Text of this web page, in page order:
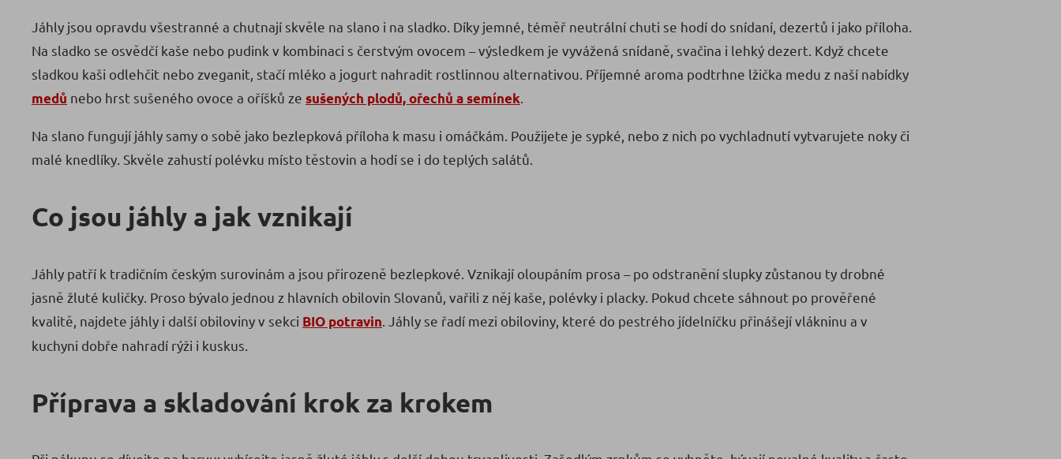
Jáhly jsou opravdu všestranné a chutnají skvěle na slano i na sladko. Díky jemné, téměř neutrální chuti se hodí do snídaní, dezertů i jako příloha.
Na sladko se osvědčí kaše nebo pudink v kombinaci s čerstvým ovocem – výsledkem je vyvážená snídaně, svačina i lehký dezert. Když chcete
sladkou kaši odlehčit nebo zveganit, stačí mléko a jogurt nahradit rostlinnou alternativou. Příjemné aroma podtrhne lžička medu z naší nabídky
medů nebo hrst sušeného ovoce a oříšků ze sušených plodů, ořechů a semínek
Na slano fungují jáhly samy o sobě jako bezlepková příloha k masu i omáčkám. Použijete je sypké, nebo z nich po vychladnutí vytvarujete noky či
malé knedlíky. Skvěle zahustí polévku místo těstovin a hodí se i do teplých salátů.
Co jsou jáhly a jak vznikají
Jáhly patří k tradičním českým surovinám a jsou přirozeně bezlepkové. Vznikají oloupáním prosa – po odstranění slupky zůstanou ty drobné
jasně žluté kuličky. Proso bývalo jednou z hlavních obilovin Slovanů, vařili z něj kaše, polévky i placky. Pokud chcete sáhnout po prověřené
kvalitě, najdete jáhly i další obiloviny v sekci BIO potravin . Jáhly se řadí mezi obiloviny, které do pestrého jídelníčku přinášejí vlákninu a v
kuchyni dobře nahradí rýži i kuskus.
Příprava a skladování krok za krokem